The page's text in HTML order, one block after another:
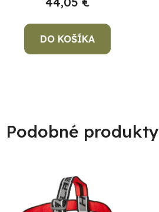
DO KOŠÍKA
Podobné produkty